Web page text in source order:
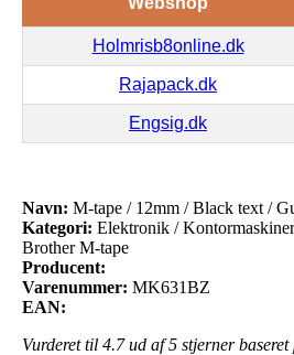
Holmrisb8online.dk
Rajapack.dk
Engsig.dk
Navn: M-tape / 12mm / Black text /
Kategori: Elektronik /
Brother M-tape
Producent:
Varenummer: MK631BZ
EAN:
Vurderet til 4.7ud af 5 stjerner baseret